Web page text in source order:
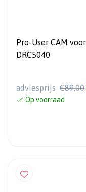
Pro-User CAM
DRC5040
adviesprijs €89,00
Op voorraad